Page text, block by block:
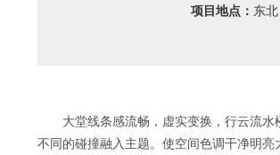
项目地点： 东北
大堂线条感流畅，虚实变换， 行云流水
不同的碰撞融入主题。使空间色调干净明